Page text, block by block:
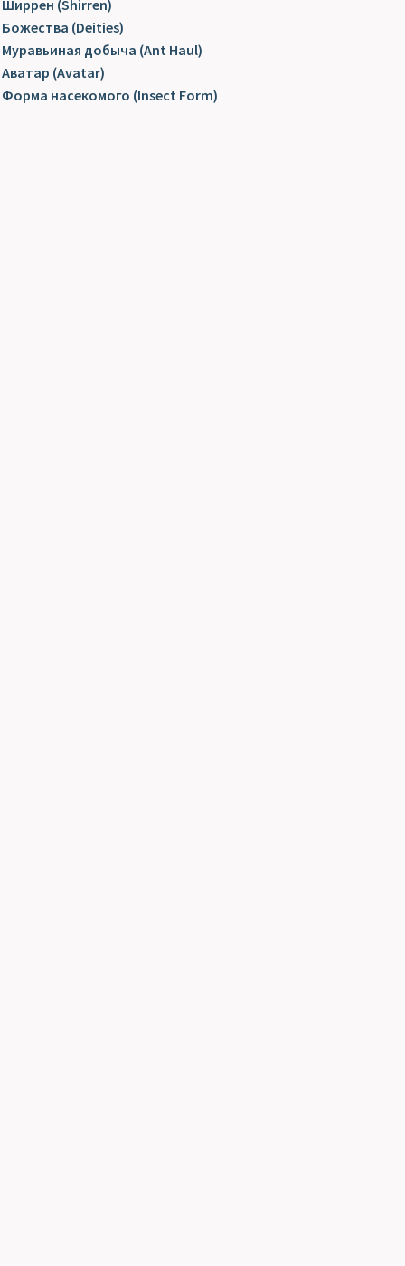
Ширрен (Shirren)
Божества (Deities)
Муравьиная добыча (Ant Haul)
Аватар (Avatar)
Форма насекомого (Insect Form)